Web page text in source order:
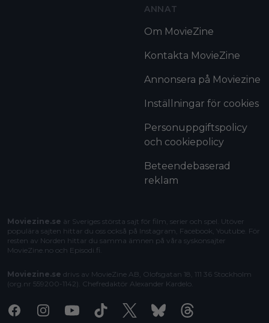
ANNAT
Om MovieZine
Kontakta MovieZine
Annonsera på Moviezine
Inställningar för cookies
Personuppgiftspolicy
och cookiepolicy
Beteendebaserad
reklam
Moviezine.se är Sveriges största sajt för film, serier och spel. Utöver
populära sajten hittar du oss också på Instagram, Facebook, Youtube. För
resten av Norden hittar du samma ämnen på våra syskonsajter
MovieZine.no och Episodi.fi
Moviezine.se drivs av MovieZine AB, Olofsgatan 18, 111 36 Stockholm
(org.nr 559200-1142). Chefredaktör Alexander Kardelo
FacebookInstagramYoutubeTiktok X BlueskyThreads